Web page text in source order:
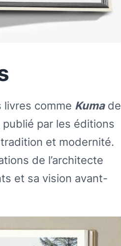
comme Kumade
publié par les éditions
et modernité.
de l’architecte
et sa vision avant-